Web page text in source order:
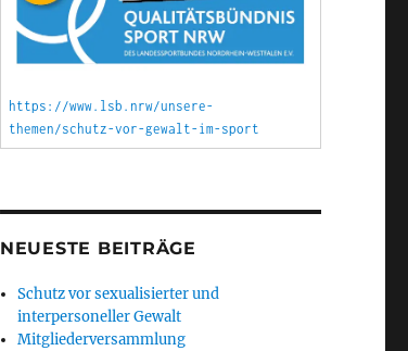
https://www.lsb.nrw/unsere-
themen/schutz-vor-gewalt-im-sport
NEUESTE BEITRÄGE
Schutz vor sexualisierter und
interpersoneller Gewalt
Mitgliederversammlung